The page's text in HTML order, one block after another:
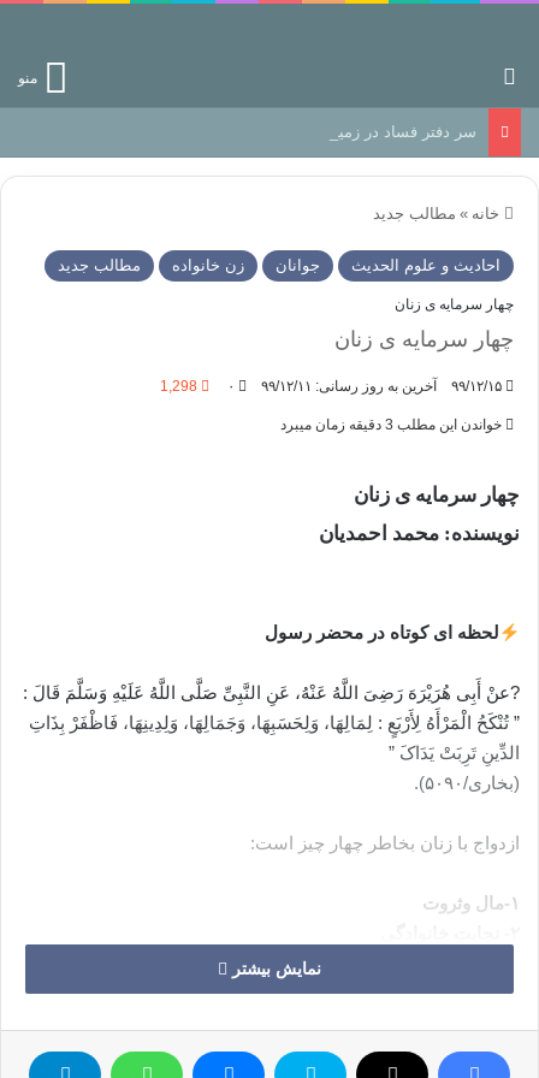
منو
سر دفتر فساد در زمین‌، دوری وکناره‌گیری از راه خداست‌!
خانه » مطالب جدید
احادیث و علوم الحدیث جوانان زن خانواده مطالب جدید
چهار سرمایه ی زنان
چهار سرمایه ی زنان
۹۹/۱۲/۱۵ آخرین به روز رسانی: ۹۹/۱۲/۱۱ ۰ 1,298
خواندن این مطلب 3 دقیقه زمان میبرد
چهار سرمایه ی زنان
نویسنده: محمد احمدیان
لحظه ای کوتاه در محضر رسول
?عنْ أَبِی هُرَیْرَهَ رَضِیَ اللَّهُ عَنْهُ، عَنِ النَّبِیِّ صَلَّى اللَّهُ عَلَیْهِ وَسَلَّمَ قَالَ :
” تُنْکَحُ الْمَرْأَهُ لِأَرْبَعٍ : لِمَالِهَا، وَلِحَسَبِهَا، وَجَمَالِهَا، وَلِدِینِهَا، فَاظْفَرْ بِذَاتِ
الدِّینِ تَرِبَتْ یَدَاکَ ”
(بخاری/۵۰۹۰).
ازدواج با زنان بخاطر چهار چیز است:
١-مال وثروت
۴- دین وباور؛
نمایش بیشتر